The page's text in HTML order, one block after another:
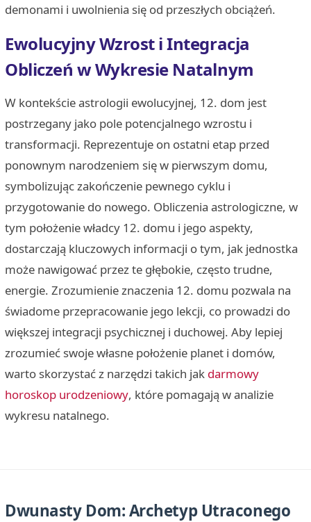
demonami i uwolnienia się od przeszłych obciążeń.
Ewolucyjny Wzrost i Integracja
Obliczeń w Wykresie Natalnym
W kontekście astrologii ewolucyjnej, 12. dom jest
postrzegany jako pole potencjalnego wzrostu i
transformacji. Reprezentuje on ostatni etap przed
ponownym narodzeniem się w pierwszym domu,
symbolizując zakończenie pewnego cyklu i
przygotowanie do nowego. Obliczenia astrologiczne, w
tym położenie władcy 12. domu i jego aspekty,
dostarczają kluczowych informacji o tym, jak jednostka
może nawigować przez te głębokie, często trudne,
energie. Zrozumienie znaczenia 12. domu pozwala na
świadome przepracowanie jego lekcji, co prowadzi do
większej integracji psychicznej i duchowej. Aby lepiej
zrozumieć swoje własne położenie planet i domów,
warto skorzystać z narzędzi takich jak darmowy
horoskop urodzeniowy, które pomagają w analizie
wykresu natalnego.
Dwunasty Dom: Archetyp Utraconego